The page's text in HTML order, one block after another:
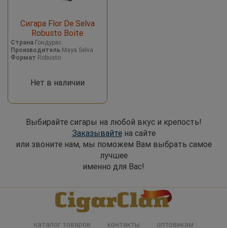
Сигара Flor De Selva
Robusto Boite
Страна Гондурас
Производитель Maya Selva
Формат Robusto
Нет в наличии
Выбирайте сигары на любой вкус и крепость!
Заказывайтена сайте
или звоните нам, мы поможем Вам выбрать самое
лучшее
именно для Вас!
каталог товаров контакты оптовикам